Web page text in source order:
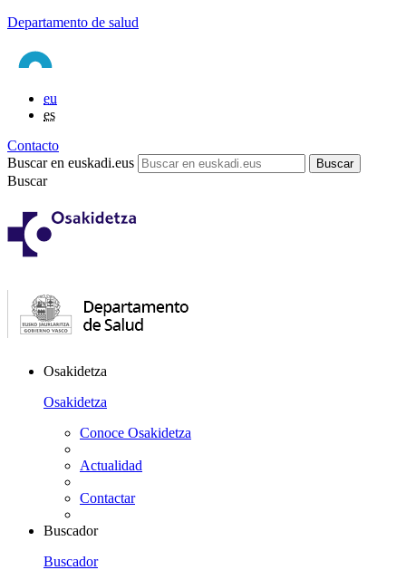
Departamento de salud
eu
es
Contacto
Buscar en euskadi.eus
Buscar
Osakidetza
Osakidetza
Conoce Osakidetza
Actualidad
Contactar
Buscador
Buscador